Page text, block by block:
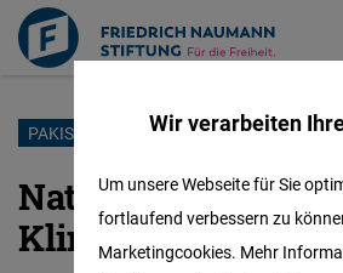
Direkt
Inhalt
PAKISTAN
Klimawandel
Wir verarbeiten
Um unsere Webseite für Sie
fortlaufend verbessern zu
Marketingcookies. Mehr